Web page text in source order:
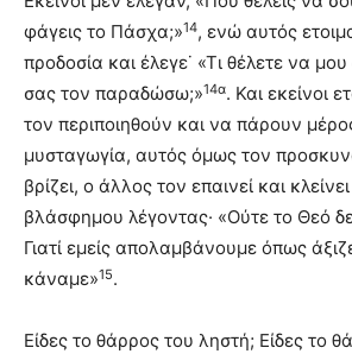
φάγεις το Πάσχα;»14, ενώ αυτός
προδοσία και έλεγε˙ «Τι θέλετε να
σας τον παραδώσω;»14α. Και εκείνοι
τον περιποιηθούν και να πάρουν
μυσταγωγία, αυτός όμως τον
βρίζει, ο άλλος τον επαινεί και
βλάσφημου λέγοντας· «Ούτε το Θεό
Γιατί εμείς απολαμβάνουμε όπως
κάναμε»15.
Είδες το θάρρος του ληστή; Είδες το